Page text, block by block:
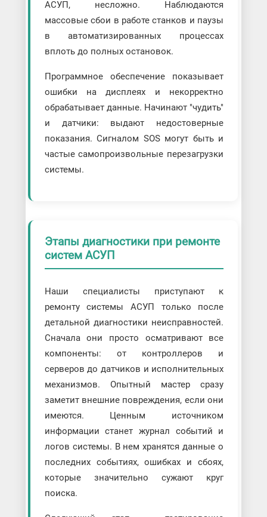
АСУП, несложно. Наблюдаются
массовые сбои в работе станков и паузы
в автоматизированных процессах
вплоть до полных остановок.
Программное обеспечение показывает
ошибки на дисплеях и некорректно
обрабатывает данные. Начинают "чудить"
и датчики: выдают недостоверные
показания. Сигналом SOS могут быть и
частые самопроизвольные перезагрузки
системы.
Этапы диагностики при ремонте
систем АСУП
Наши специалисты приступают к
ремонту системы АСУП только после
детальной диагностики неисправностей.
Сначала они просто осматривают все
компоненты: от контроллеров и
серверов до датчиков и исполнительных
механизмов. Опытный мастер сразу
заметит внешние повреждения, если они
имеются. Ценным источником
информации станет журнал событий и
логов системы. В нем хранятся данные о
последних событиях, ошибках и сбоях,
которые значительно сужают круг
поиска.